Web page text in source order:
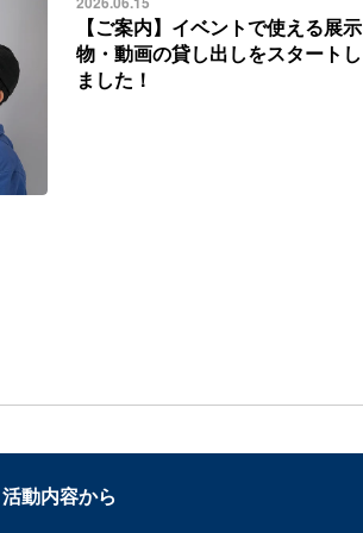
【ご案内】イベントで使える展示
物・動画の貸し出しをスタートし
ました！
活動内容から